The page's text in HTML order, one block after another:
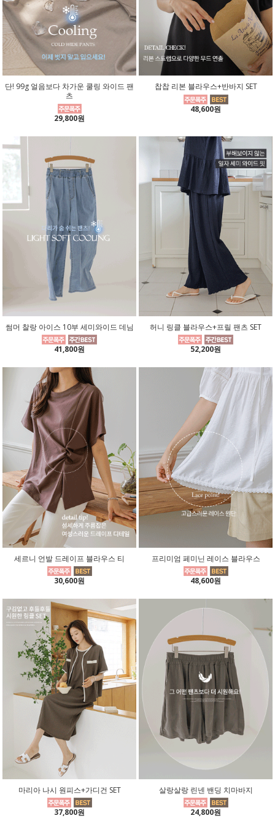
단! 99g 얼음보다 차가운 쿨링 와이드 팬
츠
29,800원
찹찹 리본 블라우스+반바지 SET
48,600원
썸머 찰랑 아이스 10부 세미와이드 데님
41,800원
허니 링클 블라우스+프릴 팬츠 SET
52,200원
세르니 언발 드레이프 블라우스 티
30,600원
프리미엄 페미닌 레이스 블라우스
48,600원
마리아 나시 원피스+가디건 SET
37,800원
살랑살랑 린넨 밴딩 치마바지
24,800원